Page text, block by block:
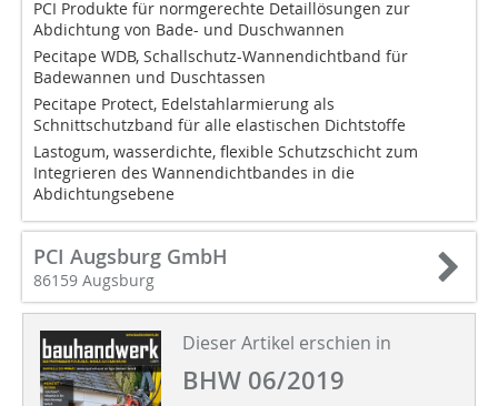
PCI Produkte für normgerechte Detaillösungen zur
Abdichtung von Bade- und Duschwannen
Pecitape WDB, Schallschutz-Wannendichtband für
Badewannen und Duschtassen
Pecitape Protect, Edelstahlarmierung als
Schnittschutzband für alle elastischen Dichtstoffe
Lastogum, wasserdichte, flexible Schutzschicht zum
Integrieren des Wannendichtbandes in die
Abdichtungsebene
PCI Augsburg GmbH
86159 Augsburg
Dieser Artikel erschien in
BHW 06/2019